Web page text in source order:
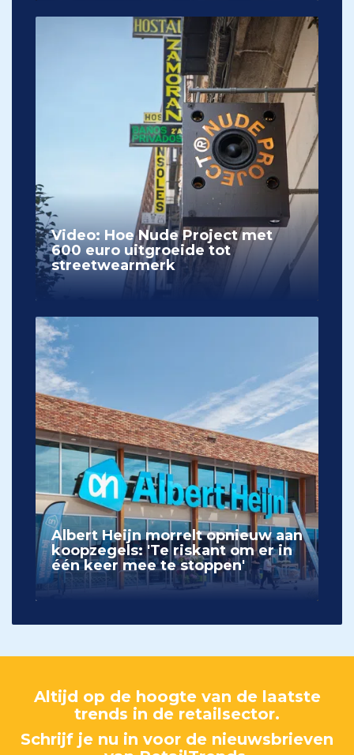
Video: Hoe Nude Project met
600 euro uitgroeide tot
streetwearmerk
Albert Heijn morrelt opnieuw aan
koopzegels: 'Te riskant om er in
één keer mee te stoppen'
Altijd op de hoogte van de laatste
trends in de retailsector.
Schrijf je nu in voor de nieuwsbrieven